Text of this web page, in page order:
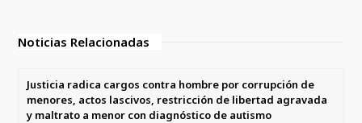
Noticias Relacionadas
Justicia radica cargos contra hombre por corrupción de
menores, actos lascivos, restricción de libertad agravada
y maltrato a menor con diagnóstico de autismo